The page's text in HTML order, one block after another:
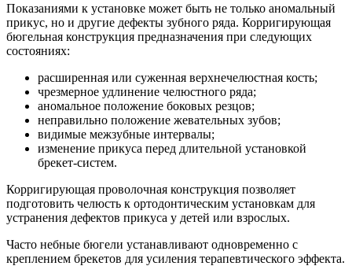
Показаниями к установке может быть не только аномальный
прикус, но и другие дефекты зубного ряда. Корригирующая
бюгельная конструкция предназначения при следующих
состояниях:
расширенная или суженная верхнечелюстная кость;
чрезмерное удлинение челюстного ряда;
аномальное положение боковых резцов;
неправильно положение жевательных зубов;
видимые межзубные интервалы;
изменение прикуса перед длительной установкой
брекет-систем.
Корригирующая проволочная конструкция позволяет
подготовить челюсть к ортодонтическим установкам для
устранения дефектов прикуса у детей или взрослых.
Часто небные бюгели устанавливают одновременно с
креплением брекетов для усиления терапевтического эффекта.